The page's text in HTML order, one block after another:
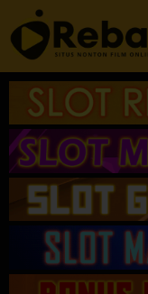
Loncat
ke
konten